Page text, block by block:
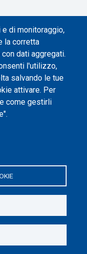
di monitoraggio,
la corretta
dati aggregati.
l'utilizzo,
salvando le tue
attivare. Per
come gestirli
24 | 10129